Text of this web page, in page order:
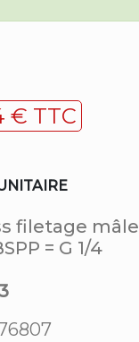
€ TTC
filetage mâle
= G 1/4